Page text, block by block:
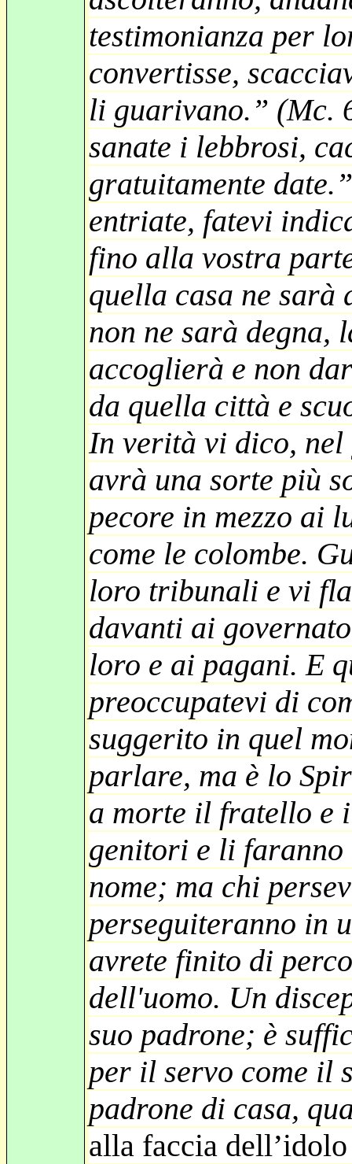
testimonianza per
convertisse,
li guarivano.” (Mc.
sanate i lebbrosi,
gratuitamente
entriate, fatevi
fino alla vostra
quella casa ne sarà
non ne sarà degna,
accoglierà e non
da quella città e
In verità vi dico, nel
avrà una sorte più
pecore in mezzo ai
come le colombe.
loro tribunali e vi
davanti ai
loro e ai pagani. E
preoccupatevi di
suggerito in quel
parlare, ma è lo
a morte il fratello e
genitori e li faranno
nome; ma chi
perseguiteranno in
avrete finito di
dell'uomo. Un
suo padrone; è
per il servo come il
padrone di casa,
alla faccia